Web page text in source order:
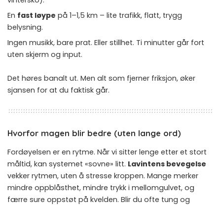
En fast løype på 1–1,5 km – lite trafikk, flatt, trygg
belysning.
Ingen musikk, bare prat. Eller stillhet. Ti minutter går fort
uten skjerm og input.
Det høres banalt ut. Men alt som fjerner friksjon, øker
sjansen for at du faktisk går.
Hvorfor magen blir bedre (uten lange ord)
Fordøyelsen er en rytme. Når vi sitter lenge etter et stort
måltid, kan systemet «sovne» litt. Lavintens bevegelse
vekker rytmen, uten å stresse kroppen. Mange merker
mindre oppblåsthet, mindre trykk i mellomgulvet, og
færre sure oppstøt på kvelden. Blir du ofte tung og